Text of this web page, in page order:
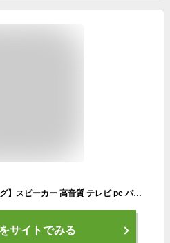
【楽天スーパーセールランキング】スピーカー 高音質 テレビ pc パソコン ミニ コンパクト 接続 usb 小型 有線 ハイレゾ おススメ 安い おしゃれ コスパ 会議 ipad スマホ iphone レトロ KINBAS 送料無料 スーパーセール SS マラソンセール中 重低音 pcスピーカー
サイトでみる